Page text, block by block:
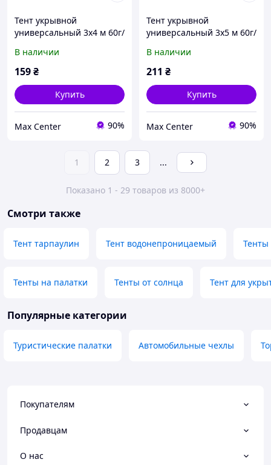
Тент укрывной
универсальный 3х4 м 60г/
В наличии
159₴
Купить
Max Center 90%
Тент укрывной
универсальный 3х5 м 60г/
В наличии
211 ₴
Купить
Max Center 90%
1 2 3 ...
Показано 1 - 29 товаров из 8000+
Смотри также
Тент тарпаулин Тент водонепроницаемый Тенты
Тенты на палатки Тенты от солнца Тент для
Популярные категории
Туристические палатки Автомобильные чехлы
Покупателям
Продавцам
О нас